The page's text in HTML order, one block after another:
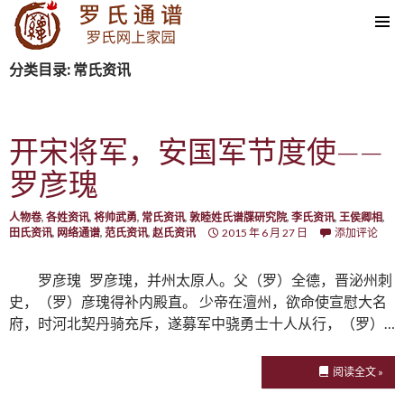
SKIP TO CONTENT
分类目录: 常氏资讯
开宋将军，安国军节度使——
罗彦瑰
人物卷, 各姓资讯, 将帅武勇, 常氏资讯, 敦睦姓氏谱牒研究院, 李氏资讯, 王侯卿相,
田氏资讯, 网络通谱, 范氏资讯, 赵氏资讯 2015 年 6 月 27 日 添加评论
罗彦瑰 罗彦瑰，并州太原人。父（罗）全德，晋泌州刺
史，（罗）彦瑰得补内殿直。 少帝在澶州，欲命使宣慰大名
府，时河北契丹骑充斥，遂募军中骁勇士十人从行，（罗）…
阅读全文 »